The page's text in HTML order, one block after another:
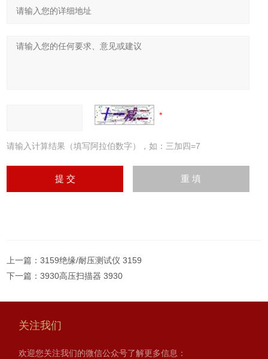
请输入计算结果（填写阿拉伯数字），如：三加四=7
上一篇：3159绝缘/耐压测试仪 3159
下一篇：3930高压扫描器 3930
关注我们
欢迎您关注我们的微信公众号了解更多信息：